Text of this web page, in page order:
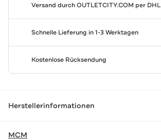
Versand durchOUTLETCITY.COM per DHL
Schnelle Lieferung in 1-3 Werktagen
Kostenlose Rücksendung
Herstellerinformationen
MCM